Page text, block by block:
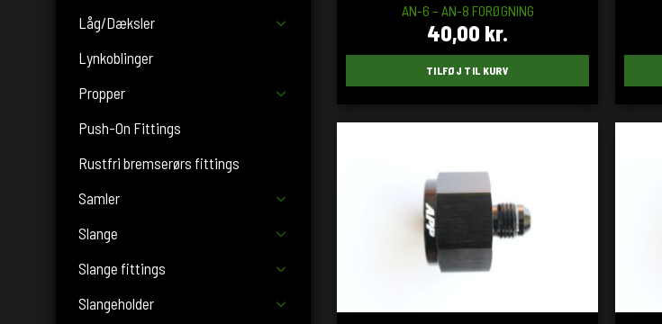
Låg/Dæksler
Lynkoblinger
Propper
Push-On Fittings
Rustfri bremserørs fittings
Samler
Slange
Slange fittings
Slangeholder
AN-6 – AN-8 FORØGNING
40,00 kr.
TILFØJ TIL KURV